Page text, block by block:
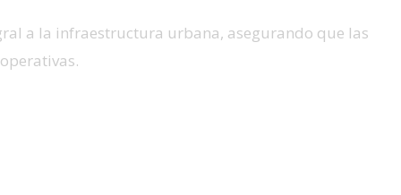
a la infraestructura urbana, asegurando que las